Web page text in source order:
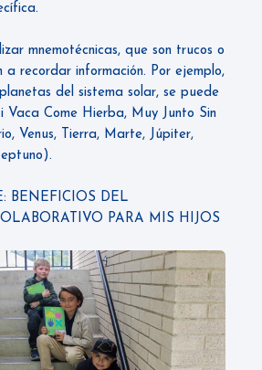
mnemotécnicas, que son trucos o
a recordar información. Por ejemplo,
del sistema solar, se puede
Come Hierba, Muy Junto Sin
Venus, Tierra, Marte, Júpiter,
BENEFICIOS DEL
PARA MIS HIJOS